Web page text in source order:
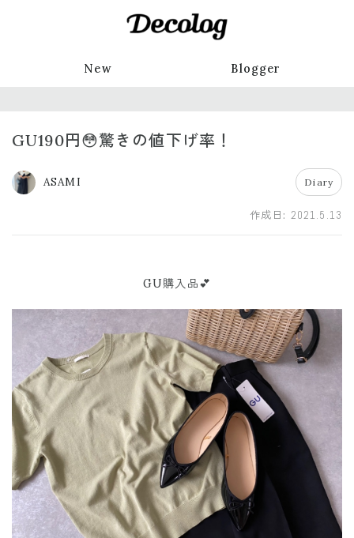
New Blogger
GU190円😳驚きの値下げ率！
ASAMI Diary
作成日: 2021.5.13
GU購入品💕